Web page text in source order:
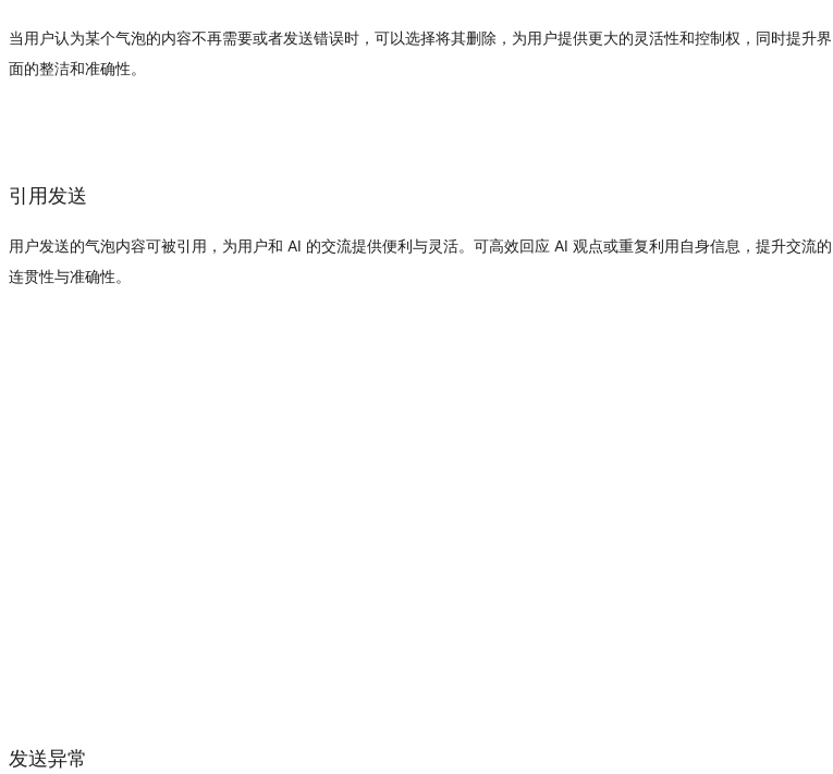
当用户认为某个气泡的内容不再需要或者发送错误时，可以选择将其删除，为用户提供更大的灵活性和控制权，同时提升界
面的整洁和准确性。
引用发送
用户发送的气泡内容可被引用，为用户和 AI 的交流提供便利与灵活。可高效回应 AI 观点或重复利用自身信息，提升交流的
连贯性与准确性。
发送异常